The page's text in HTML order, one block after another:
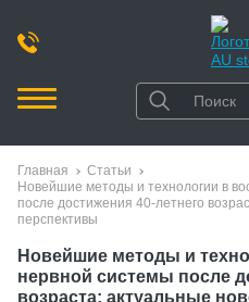
Главная
Статьи
Новейшие методы и технологии в
после достижения 40-летнего
перспективы
Новейшие методы и
нервной системы после
возраста: актуальные